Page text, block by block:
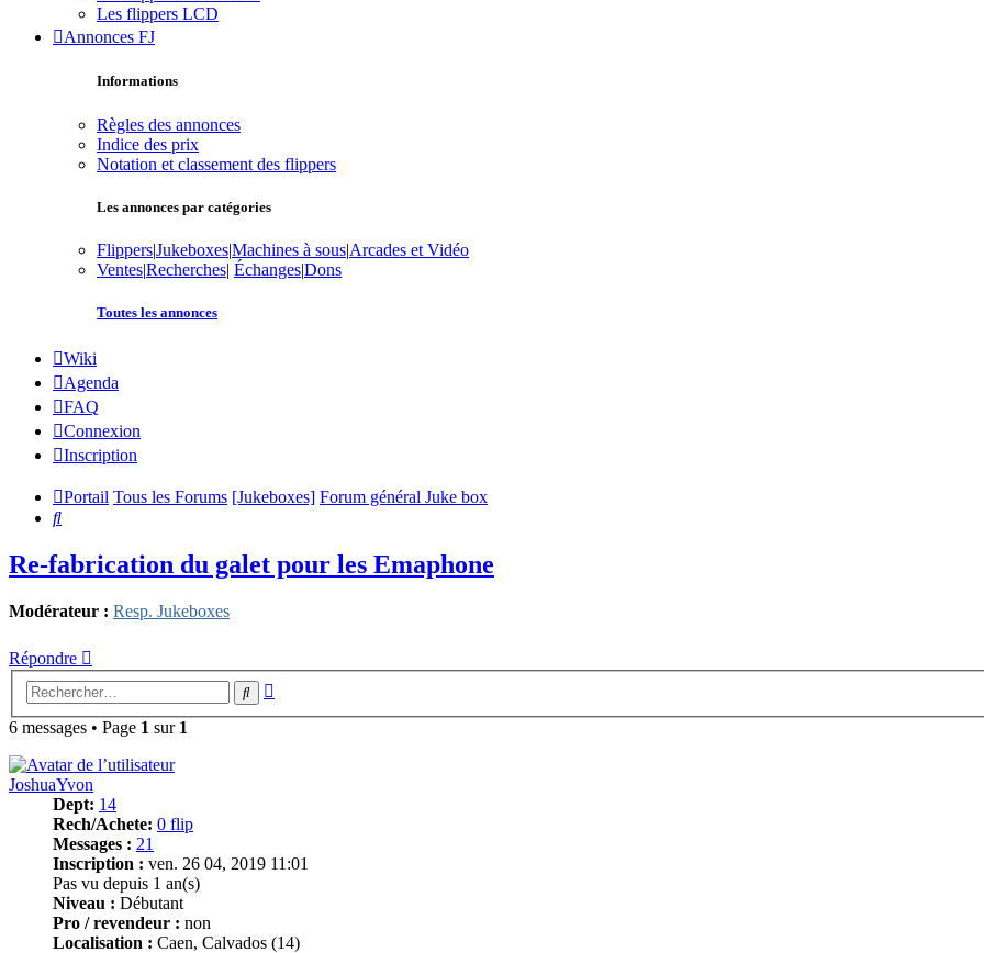
Les flippers LCD
Annonces FJ
Informations
Règles des annonces
Indice des prix
Notation et classement des flippers
Les annonces par catégories
Flippers|Jukeboxes|Machines à sous|Arcades et Vidéo
Ventes|Recherches| Échanges|Dons
Toutes les annonces
Wiki
Agenda
FAQ
Connexion
Inscription
Portail Tous les Forums [Jukeboxes] Forum général Juke box
Rechercher
Re-fabrication du galet pour les Emaphone
Modérateur : Resp. Jukeboxes
Répondre
Rechercher
6 messages • Page 1 sur 1
JoshuaYvon
Dept: 14
Rech/Achete: 0 flip
Messages : 21
Inscription : ven. 26 04, 2019 11:01
Pas vu depuis 1 an(s)
Niveau : Débutant
Pro / revendeur : non
Localisation : Caen, Calvados (14)